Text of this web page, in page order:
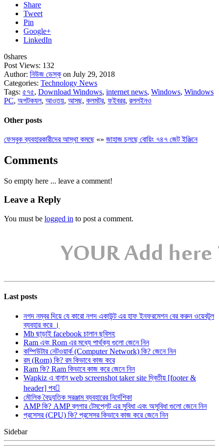
Share
Tweet
Pin
Google+
LinkedIn
0shares
Post Views: 132
Author: নিউজ ডেস্ক on July 29, 2018
Categories: Technology News
Tags: ৫৭৫, Download Windows, internet news, Windows, Windows
PC, অপটকযল, আওতয়, আসছ, কলমটর, ফইবরর, রললইনও
Other posts
ফেসবুক ব্যবহারকারীদের আস্থা কমছে«» জাহাজ চলছে বোয়িং ৭৪৭ জেট ইঞ্জিনে
Comments
So empty here ... leave a comment!
Leave a Reply
You must be logged in to post a comment.
Last posts
নগদ নম্বর দিয়ে যে কারো নগদ একাউন্ট এর হাফ ইনফরমেশন বের করুন ওয়েবটুল
ব্যবহার করে ।
Mb ছাড়াই facebook চালান ছবিসহ
Ram এবং Rom এর মধ্যে পার্থক্য গুলো জেনে নিন
কম্পিউটার নেটওয়ার্ক (Computer Network) কি? জেনে নিন
রম (Rom) কি? রম কিভাবে কাজ করে
Ram কি? Ram কিভাবে কাজ করে জেনে নিন
Wapkiz এ বানান web screenshot taker site দ্বিতীয় [footer &
header] পব
মৌলিক বৈদ্যুতিক সরঞ্জাম ব্যবহারের নির্দেশিকা
AMP কি? AMP ব্লগার টেমপ্লেট এর সুবিধা এবং অসুবিধা গুলো জেনে নিন
প্রসেসর (CPU) কি? প্রসেসর কিভাবে কাজ করে জেনে নিন
Sidebar